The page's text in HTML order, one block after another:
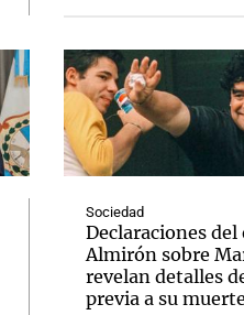
Sociedad
Declaraciones
Almirón sobre
revelan detalles
previa a su